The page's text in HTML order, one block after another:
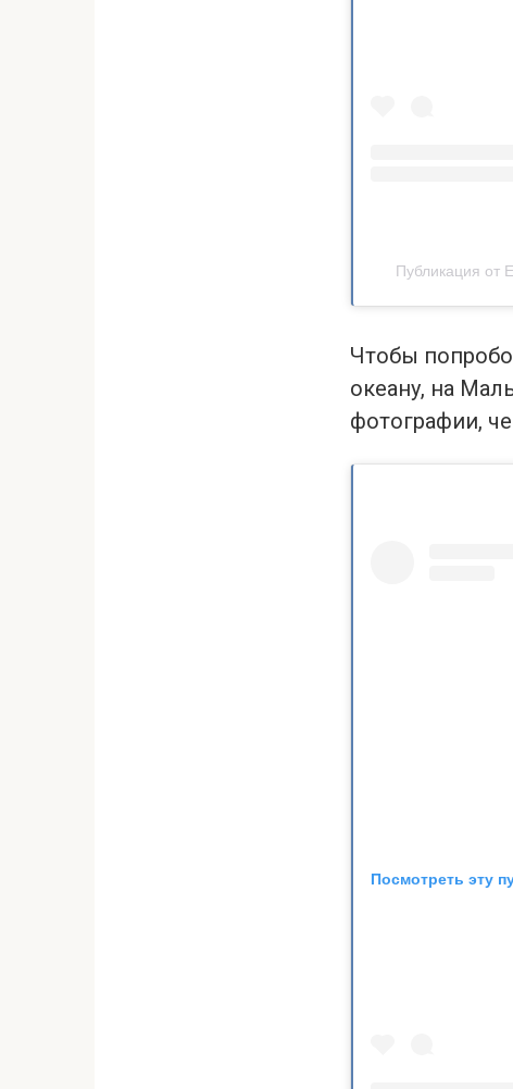
Публикация от
Чтобы
океану, на
фотографии,
Посмотреть эту